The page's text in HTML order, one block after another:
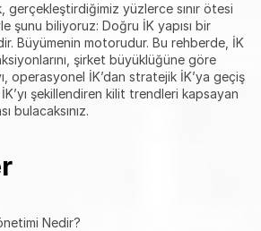
gerçekleştirdiğimiz yüzlerce sınır ötesi
şunu biliyoruz: Doğru İK yapısı bir
Büyümenin motorudur. Bu rehberde, İK
şirket büyüklüğüne göre
operasyonel İK’dan stratejik İK’ya geçiş
İK’yı şekillendiren kilit trendleri kapsayan
bulacaksınız.
Nedir?